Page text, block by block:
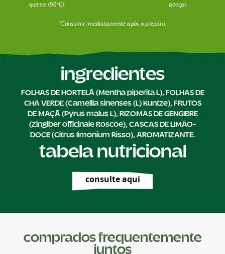
quente (90ºC).
adoçar.
*Consumir imediatamente após o preparo.
ingredientes
FOLHAS DE HORTELÃ (Mentha piperita L), FOLHAS DE
CHÁ VERDE (Camellia sinenses (L) Kuntze), FRUTOS
DE MAÇÃ (Pyrus malus L), RIZOMAS DE GENGIBRE
(Zingiber officinale Roscoe), CASCAS DE LIMÃO-
DOCE (Citrus limonium Risso), AROMATIZANTE.
tabela nutricional
consulte aqui
comprados frequentemente
juntos